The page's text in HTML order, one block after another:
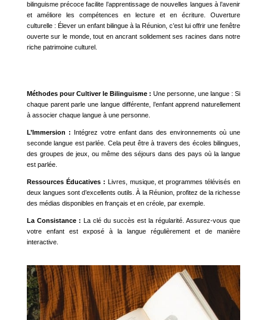
bilinguisme précoce facilite l’apprentissage de nouvelles langues à l’avenir
et améliore les compétences en lecture et en écriture. Ouverture
culturelle : Élever un enfant bilingue à la Réunion, c’est lui offrir une fenêtre
ouverte sur le monde, tout en ancrant solidement ses racines dans notre
riche patrimoine culturel.
Méthodes pour Cultiver le Bilinguisme :Une personne, une langue : Si
chaque parent parle une langue différente, l’enfant apprend naturellement
à associer chaque langue à une personne.
L’Immersion : Intégrez votre enfant dans des environnements où une
seconde langue est parlée. Cela peut être à travers des écoles bilingues,
des groupes de jeux, ou même des séjours dans des pays où la langue
est parlée.
Ressources Éducatives : Livres, musique, et programmes télévisés en
deux langues sont d’excellents outils. À la Réunion, profitez de la richesse
des médias disponibles en français et en créole, par exemple.
La Consistance : La clé du succès est la régularité. Assurez-vous que
votre enfant est exposé à la langue régulièrement et de manière
interactive.